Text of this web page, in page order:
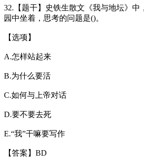
32.【题干】史铁生散文《我与地坛》中
园中坐着，思考的问题是()。
【选项】
A.怎样站起来
B.为什么要活
C.如何与上帝对话
D.要不要去死
E.“我”干嘛要写作
【答案】BD